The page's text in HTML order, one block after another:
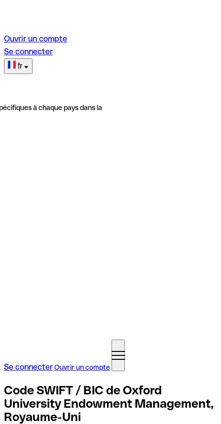
Ouvrir un compte
Se connecter
fr
à chaque pays dans la
Se connecterOuvrir un compte
Code SWIFT / BIC de Oxford
University Endowment Management,
Royaume-Uni